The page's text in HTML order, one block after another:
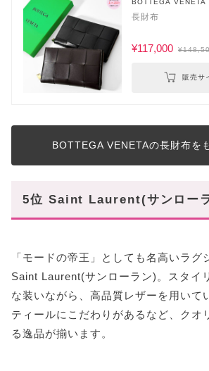
BOTTEGA VENETA
長財布
¥117,000
販売サ
BOTTEGA VENETAの長財布を
5位 Saint Laurent(サンロー
「モードの帝王」としても名高いラグ
Saint Laurent(サンローラン)。スタイ
な装いながら、高品質レザーを用いて
ティールにこだわりがあるなど、クオ
る逸品が揃います。